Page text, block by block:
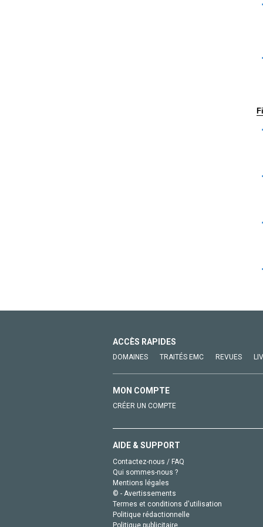
ACCÈS RAPIDES
DOMAINES TRAITÉS EMC REVUES
MON COMPTE
CRÉER UN COMPTE
AIDE & SUPPORT
Contactez-nous / FAQ
Qui sommes-nous ?
Mentions légales
© - Avertissements
Termes et conditions d'utilisation
Politique rédactionnelle
Politique publicitaire